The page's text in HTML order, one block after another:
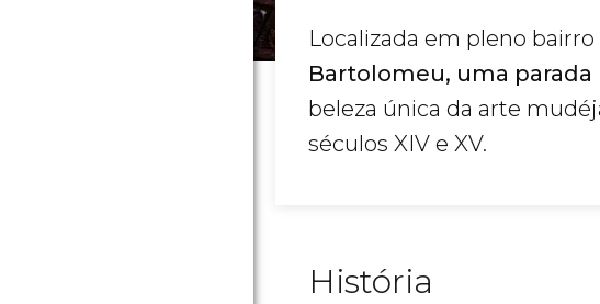
Localizada em pleno
Bartolomeu, uma
beleza única da arte
séculos XIV e XV.
História